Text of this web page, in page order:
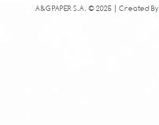
A&G PAPER S.A. © 2025 | Created By